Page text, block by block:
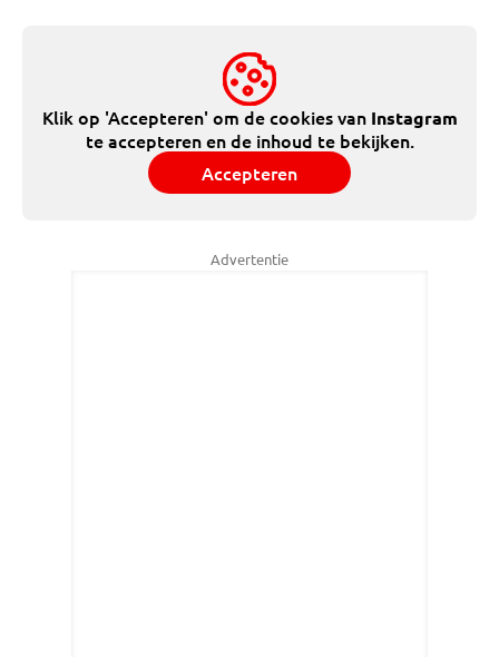
Klik op 'Accepteren' om de cookies van Instagram
te accepteren en de inhoud te bekijken.
Accepteren
Advertentie